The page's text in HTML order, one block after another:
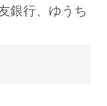
銀行、ゆうち